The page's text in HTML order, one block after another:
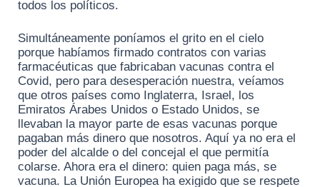
todos los políticos.
Simultáneamente poníamos el grito en el cielo
porque habíamos firmado contratos con varias
farmacéuticas que fabricaban vacunas contra el
Covid, pero para desesperación nuestra, veíamos
que otros países como Inglaterra, Israel, los
Emiratos Árabes Unidos o Estado Unidos, se
llevaban la mayor parte de esas vacunas porque
pagaban más dinero que nosotros. Aquí ya no era el
poder del alcalde o del concejal el que permitía
colarse. Ahora era el dinero: quien paga más, se
vacuna. La Unión Europea ha exigido que se respete